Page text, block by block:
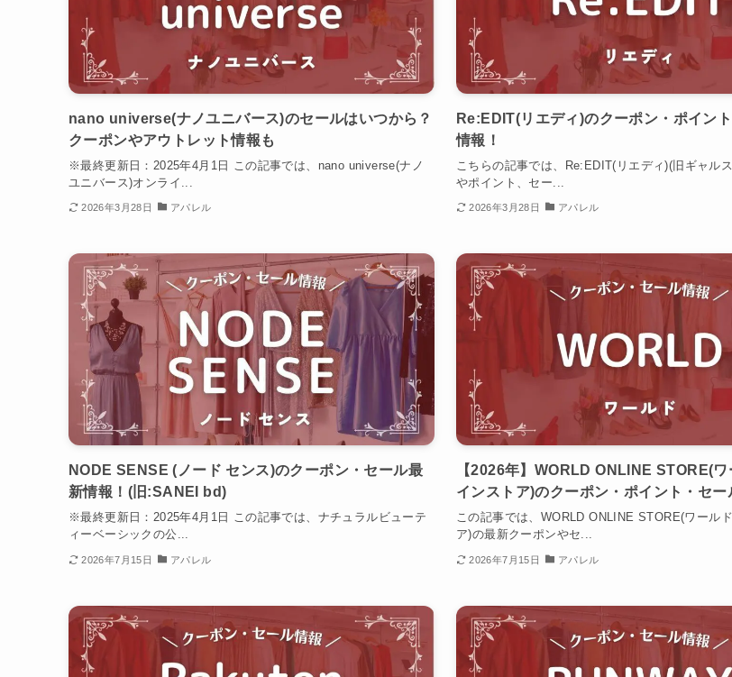
nano universe(ナノユニバース)のセールはいつから？
クーポンやアウトレット情報も
※最終更新日：2025年4月1日 この記事では、nano universe(ナノ
ユニバース)オンライ...
2026年3月28日 アパレル
Re:EDIT(リエディ)のクーポン・ポイン
情報！
こちらの記事では、Re:EDIT(リエディ)(旧ギャル
やポイント、セー...
2026年3月28日 アパレル
NODE SENSE (ノード センス)のクーポン・セール最
新情報！(旧:SANEI bd)
※最終更新日：2025年4月1日 この記事では、ナチュラルビューテ
ィーベーシックの公...
2026年7月15日 アパレル
【2026年】WORLD ONLINE STORE(ワ
インストア)のクーポン・ポイント・セー
この記事では、WORLD ONLINE STORE(ワール
ア)の最新クーポンやセ...
2026年7月15日 アパレル